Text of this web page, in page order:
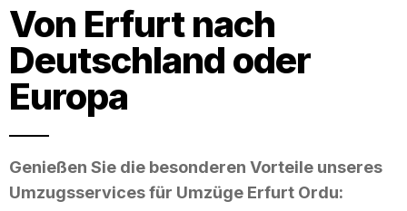
Von Erfurt nach
Deutschland oder
Europa
Genießen Sie die besonderen Vorteile unseres
Umzugsservices für Umzüge Erfurt Ordu: